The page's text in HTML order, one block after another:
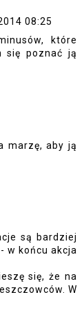
08:25
które
się poznać ją
marzę, aby ją
są bardziej
w końcu akcja
się, że na
W